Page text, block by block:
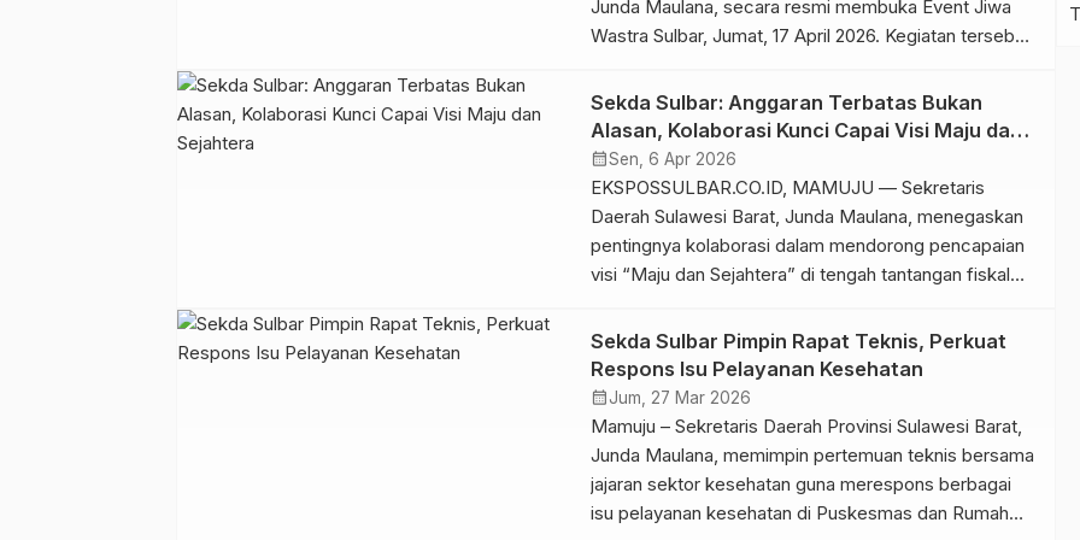
Junda Maulana, secara resmi membuka Event Jiwa
Wastra Sulbar, Jumat, 17 April 2026. Kegiatan tersebut
(Pemprov) terhadap pengembangan dan promosi
kain tenun sebagai komoditas unggulan daerah. Junda
Maulana menyampaikan bahwa wastra atau kain tenun
merupakan hasil karya tangan manusia […]
Sekda Sulbar: Anggaran Terbatas Bukan
Alasan, Kolaborasi Kunci Capai Visi Maju dan
Sejahtera
calendar_monthSen, 6 Apr 2026
EKSPOSSULBAR.CO.ID, MAMUJU — Sekretaris
Daerah Sulawesi Barat, Junda Maulana, menegaskan
pentingnya kolaborasi dalam mendorong pencapaian
visi “Maju dan Sejahtera” di tengah tantangan fiskal
memimpin Apel Virtual lingkup Pemerintah Provinsi
Sulawesi Barat, Senin 6 April 2026. Dalam arahannya,
Junda menyebut sejumlah target pembangunan harus
terus dikejar. Di antaranya […]
Sekda Sulbar Pimpin Rapat Teknis, Perkuat
Respons Isu Pelayanan Kesehatan
calendar_monthJum, 27 Mar 2026
Mamuju – Sekretaris Daerah Provinsi Sulawesi Barat,
Junda Maulana, memimpin pertemuan teknis bersama
jajaran sektor kesehatan guna merespons berbagai
isu pelayanan kesehatan di Puskesmas dan Rumah